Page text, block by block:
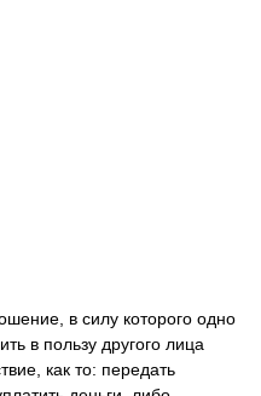
в силу которого одно
в пользу другого лица
как то: передать